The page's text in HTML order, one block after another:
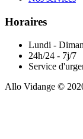
Horaires
Lundi -
24h/24 - 7j/7
Service
Allo Vidange ©